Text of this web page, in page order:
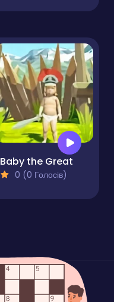
Baby the Great
0 (0 Голосів)